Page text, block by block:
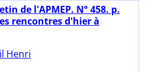
de l'APMEP. N° 458. p.
rencontres d'hier à
Henri